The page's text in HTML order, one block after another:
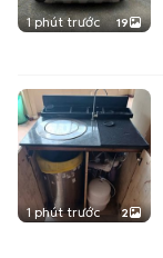
1 phút trước 19
1 phút trước 2